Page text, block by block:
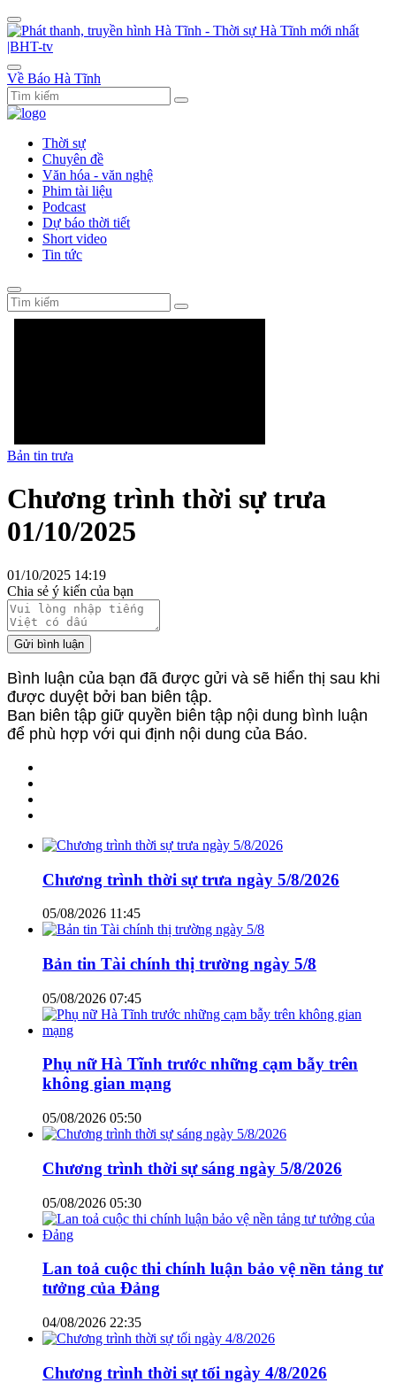
Về Báo Hà Tĩnh
Thời sự
Chuyên đề
Văn hóa - văn nghệ
Phim tài liệu
Podcast
Dự báo thời tiết
Short video
Tin tức
Bản tin trưa
Chương trình thời sự trưa
01/10/2025
01/10/2025 14:19
Chia sẻ ý kiến của bạn
Gửi bình luận
Bình luận của bạn đã được gửi và sẽ hiển thị sau khi
được duyệt bởi ban biên tập.
Ban biên tập giữ quyền biên tập nội dung bình luận
để phù hợp với qui định nội dung của Báo.
Chương trình thời sự trưa ngày 5/8/2026
05/08/2026 11:45
Bản tin Tài chính thị trường ngày 5/8
05/08/2026 07:45
Phụ nữ Hà Tĩnh trước những cạm bẫy trên
không gian mạng
05/08/2026 05:50
Chương trình thời sự sáng ngày 5/8/2026
05/08/2026 05:30
Lan toả cuộc thi chính luận bảo vệ nền tảng tư
tưởng của Đảng
04/08/2026 22:35
Chương trình thời sự tối ngày 4/8/2026